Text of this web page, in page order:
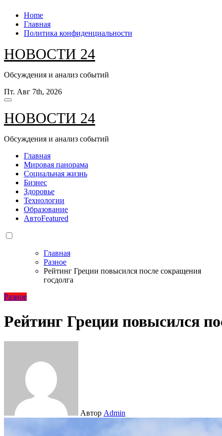
Перейти
содержанию
Home
Главная
Политика конфиденциальности
НОВОСТИ 24
Обсуждения и анализ событий
Пт. Авг 7th, 2026
НОВОСТИ 24
Обсуждения и анализ событий
Главная
Мировая панорама
Социальная жизнь
Бизнес
Здоровье
Технологии
Образование
АвтоFeatured
Главная
Разное
Рейтинг Греции повысился после сокращения
госдолга
Разное
Рейтинг Греции повысился
Автор Admin